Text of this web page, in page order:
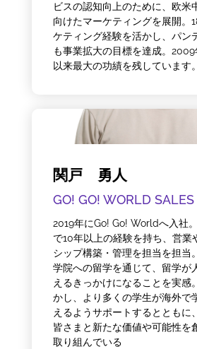
ビスの認知向上のために、欧米
向けたマーケティングを展開。
ケティング経験を活かし、パン
も事業拡大の目標を達成。
以来最大の功績を残しています。
関戸 勇人
GO! GO! WORLD
2019年にGo! Go! Worldへ入社
で10年以上の経験を持ち、営業
シップ構築・管理を担当を担当
学院への留学を通じて、留学が
えるきっかけになることを実感
かし、より多くの学生が海外で
えるようサポートするとともに
皆さまと新たな価値や可能性を
取り組んでいる